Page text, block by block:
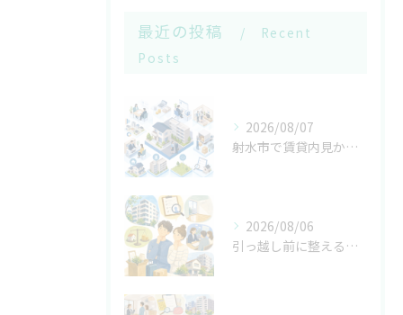
最近の投稿
Recent
Posts
2026/08/07
射水市で賃貸内見から売却無料査定まで対応する
2026/08/06
引っ越し前に整える賃貸契約の審査と初期費用